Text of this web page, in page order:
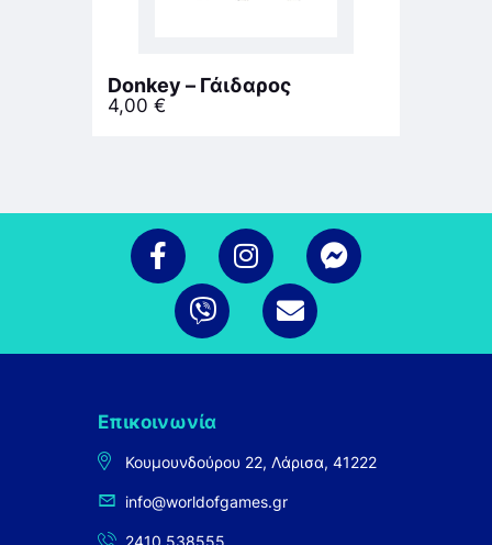
Donkey – Γάιδαρος
4,00 €
Επικοινωνία
Κουμουνδούρου 22, Λάρισα, 41222
info@worldofgames.gr
2410 538555